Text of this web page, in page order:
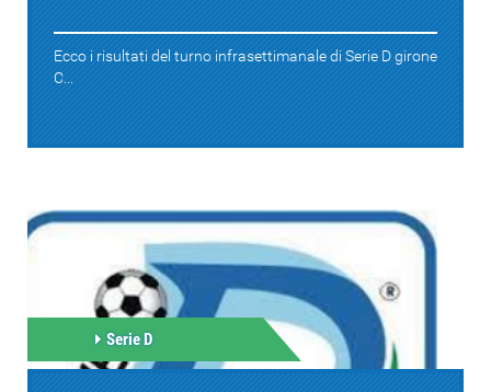
Ecco i risultati del turno infrasettimanale di Serie D girone
C...
Serie D